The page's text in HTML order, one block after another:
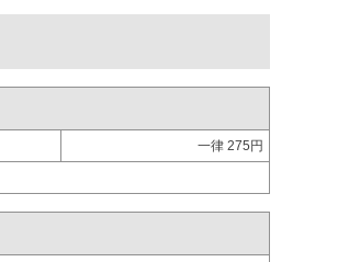
一律 275円